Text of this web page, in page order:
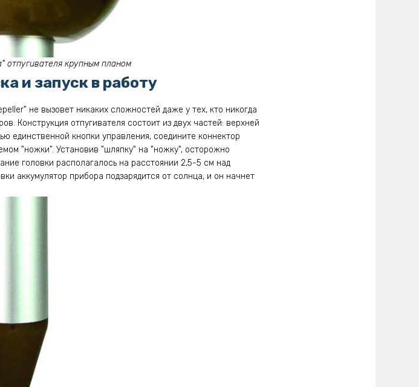
отпугивателя крупным планом
и запуск в работу
не вызовет никаких сложностей даже у тех, кто никогда
Конструкция отпугивателя состоит из двух частей: верхней
кнопки управления, соедините коннектор
"ножки". Установив "шляпку" на "ножку", осторожно
головки располагалось на расстоянии 2,5-5 см над
аккумулятор прибора подзарядится от солнца, и он начнет